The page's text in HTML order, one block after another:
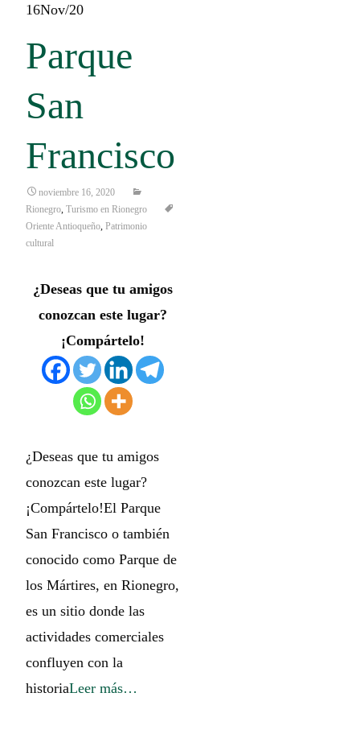
16Nov/20
Parque
San
Francisco
noviembre 16, 2020
Rionegro Turismo en Rionegro
Oriente Antioqueño Patrimonio
cultural
¿Deseas que tu amigos
conozcan este lugar?
¡Compártelo!
¿Deseas que tu amigos
conozcan este lugar?
¡Compártelo!El Parque
San Francisco o también
conocido como Parque de
los Mártires, en Rionegro,
es un sitio donde las
actividades comerciales
confluyen con la
historiaLeer más…